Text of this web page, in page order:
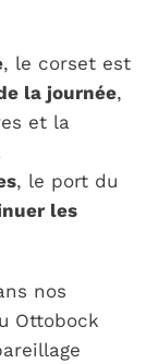
, le corset est
la journée,
et la
, le port du
les
nos
Ottobock